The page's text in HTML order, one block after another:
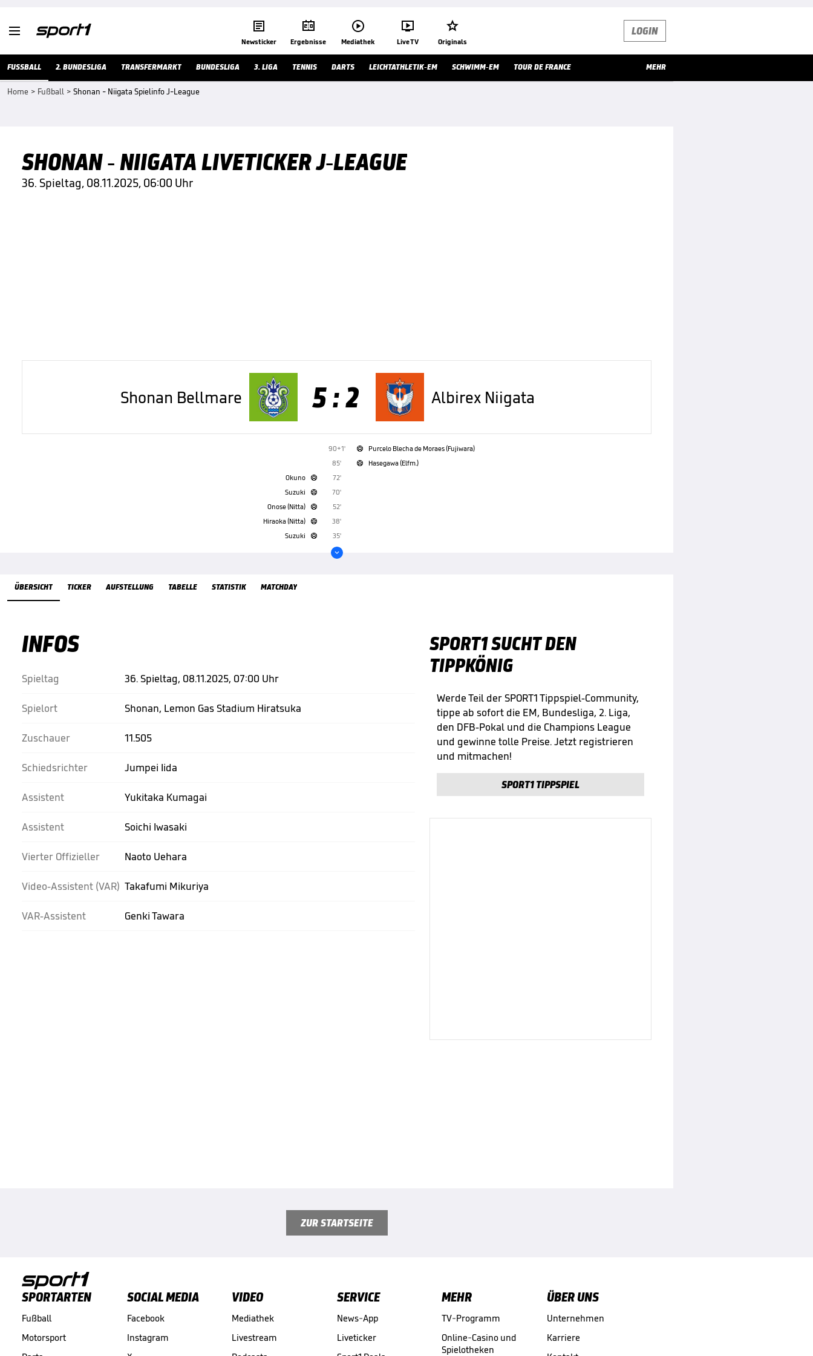
 
Newsticker

Ergebnisse

Mediathek

Live TV

Originals
LOGIN
FUSSBALL 2. BUNDESLIGA TRANSFERMARKT BUNDESLIGA 3. LIGA TENNIS DARTS LEICHTATHLETIK-EM SCHWIMM-EM TOUR DE FRANCE MEHR
Home > Fußball > Shonan - Niigata Spielinfo J-League
SHONAN - NIIGATA LIVETICKER J-LEAGUE
36. Spieltag, 08.11.2025, 06:00 Uhr
Shonan Bellmare 5 : 2 Albirex Niigata
90+1' 
Purcelo Blecha de Moraes (Fujiwara)
85'

Hasegawa (Elfm.)
Okuno

72'
Suzuki

70'
Onose (Nitta)

52'
Hiraoka (Nitta)

38'
Suzuki
 35'

ÜBERSICHT TICKER AUFSTELLUNG TABELLE STATISTIK MATCHDAY
Übersicht
INFOS
Spieltag
Spielort
Zuschauer
Schiedsrichter
Assistent
Assistent
Vierter Offizieller
Video-Assistent (VAR)
VAR-Assistent
36. Spieltag, 08.11.2025, 07:00 Uhr
Shonan, Lemon Gas Stadium Hiratsuka
11.505
Jumpei Iida
Yukitaka Kumagai
Soichi Iwasaki
Naoto Uehara
Takafumi Mikuriya
Genki Tawara
SPORT1 SUCHT DEN
TIPPKÖNIG
Werde Teil der SPORT1 Tippspiel-Community,
tippe ab sofort die EM, Bundesliga, 2. Liga,
den DFB-Pokal und die Champions League
und gewinne tolle Preise. Jetzt registrieren
und mitmachen!
SPORT1 TIPPSPIEL
ZUR STARTSEITE
SPORTARTEN
Fußball
Motorsport
SOCIAL MEDIA
Facebook
Instagram
VIDEO
Mediathek
Livestream
SERVICE
News-App
Liveticker
MEHR
TV-Programm
Online-Casino und
Spielotheken
ÜBER UNS
Unternehmen
Karriere